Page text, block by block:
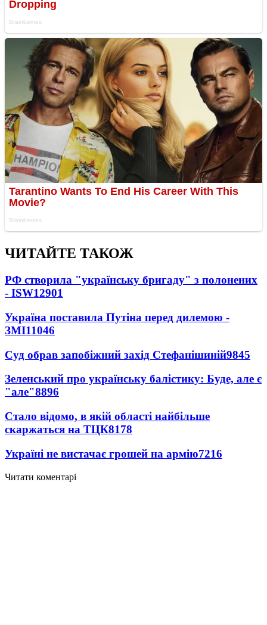
ЧИТАЙТЕ ТАКОЖ
РФ створила "українську бригаду" з полонених
- ISW12901
Україна поставила Путіна перед дилемою -
ЗМІ11046
Суд обрав запобіжний захід Стефанішиній9845
Зеленський про українську балістику: Буде, але є
"але"8896
Стало відомо, в якій області найбільше
скаржаться на ТЦК8178
Україні не вистачає грошей на армію7216
Читати коментарі